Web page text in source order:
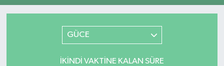
GÜCE
İKINDI VAKTINE KALAN SÜRE
ÖZEL HABER
POLİTİKA